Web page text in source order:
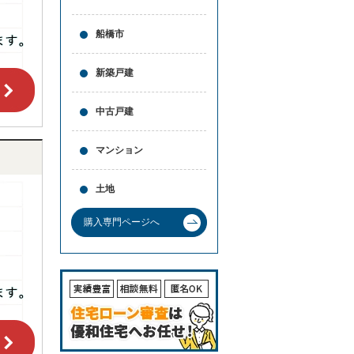
船橋市
新築戸建
中古戸建
マンション
土地
購入専門ページへ